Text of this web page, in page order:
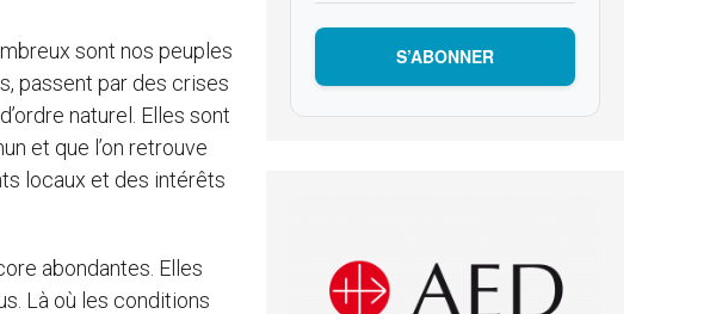
sont nos peuples
passent par des crises
naturel. Elles sont
et que l’on retrouve
locaux et des intérêts
abondantes. Elles
Là où les conditions
S’ABONNER